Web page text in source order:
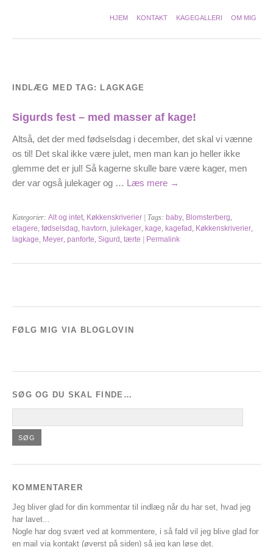
HJEM KONTAKT KAGEGALLERI OM MIG
INDLÆG MED TAG: LAGKAGE
Sigurds fest – med masser af kage!
Altså, det der med fødselsdag i december, det skal vi vænne
os til! Det skal ikke være julet, men man kan jo heller ikke
glemme det er jul! Så kagerne skulle bare være kager, men
der var også julekager og … Læs mere →
Kategorier: Alt og intet, Køkkenskriverier | Tags: baby, Blomsterberg,
etagere, fødselsdag, havtorn, julekager, kage, kagefad , Køkkenskriverier,
lagkage, Meyer, panforte, Sigurd , tærte Permalink
FØLG MIG VIA BLOGLOVIN
SØG OG DU SKAL FINDE…
KOMMENTARER
Jeg bliver glad for din kommentar til indlæg når du har set, hvad jeg
har lavet...
Nogle har dog svært ved at kommentere, i så fald vil jeg blive glad for
en mail via kontakt (øverst på siden) så jeg kan løse det.